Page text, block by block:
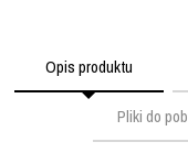
Opis produktu
Pliki do